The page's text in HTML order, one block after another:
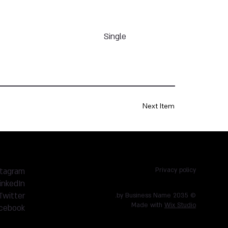
Single
Next Item
Privacy policy
© 2035 by Business Name.
Made with Wix Studio